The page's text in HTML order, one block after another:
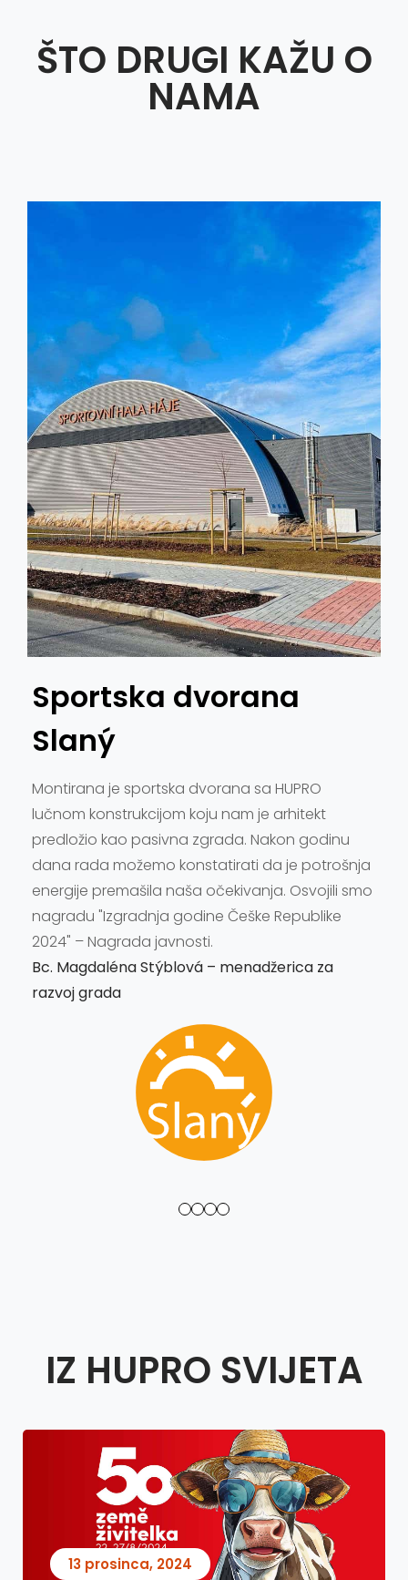
ŠTO DRUGI KAŽU O
NAMA
Sportska dvorana
Slaný
Montirana je sportska dvorana sa HUPRO
lučnom konstrukcijom koju nam je arhitekt
predložio kao pasivna zgrada. Nakon godinu
dana rada možemo konstatirati da je potrošnja
energije premašila naša očekivanja. Osvojili smo
nagradu "Izgradnja godine Češke Republike
2024" – Nagrada javnosti.
Bc. Magdaléna Stýblová – menadžerica za
razvoj grada
IZ HUPRO SVIJETA
13 prosinca, 2024